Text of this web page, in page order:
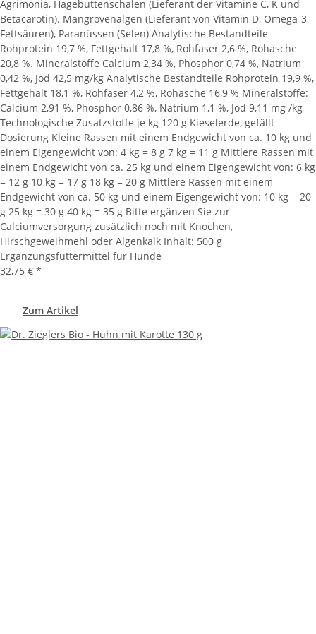
Agrimonia, Hagebuttenschalen (Lieferant der Vitamine C, K und
Betacarotin). Mangrovenalgen (Lieferant von Vitamin D, Omega-3-
Fettsäuren), Paranüssen (Selen) Analytische Bestandteile
Rohprotein 19,7 %, Fettgehalt 17,8 %, Rohfaser 2,6 %, Rohasche
20,8 %. Mineralstoffe Calcium 2,34 %, Phosphor 0,74 %, Natrium
0,42 %, Jod 42,5 mg/kg Analytische Bestandteile Rohprotein 19,9 %,
Fettgehalt 18,1 %, Rohfaser 4,2 %, Rohasche 16,9 % Mineralstoffe:
Calcium 2,91 %, Phosphor 0,86 %, Natrium 1,1 %, Jod 9,11 mg /kg
Technologische Zusatzstoffe je kg 120 g Kieselerde, gefällt
Dosierung Kleine Rassen mit einem Endgewicht von ca. 10 kg und
einem Eigengewicht von: 4 kg = 8 g 7 kg = 11 g Mittlere Rassen mit
einem Endgewicht von ca. 25 kg und einem Eigengewicht von: 6 kg
= 12 g 10 kg = 17 g 18 kg = 20 g Mittlere Rassen mit einem
Endgewicht von ca. 50 kg und einem Eigengewicht von: 10 kg = 20
g 25 kg = 30 g 40 kg = 35 g Bitte ergänzen Sie zur
Calciumversorgung zusätzlich noch mit Knochen,
Hirschgeweihmehl oder Algenkalk Inhalt: 500 g
Ergänzungsfuttermittel für Hunde
32,75 € *
Zum Artikel